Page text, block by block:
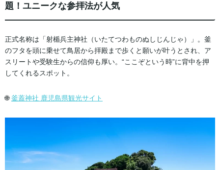
題！ユニークな参拝法が人気
正式名称は「射楯兵主神社（いたてつわものぬしじんじゃ）」。釜
のフタを頭に乗せて鳥居から拝殿まで歩くと願いが叶うとされ、ア
スリートや受験生からの信仰も厚い。“ここぞという時”に背中を押
してくれるスポット。
🌐釜蓋神社 鹿児島県観光サイト